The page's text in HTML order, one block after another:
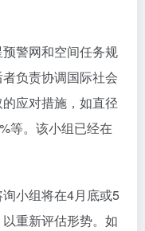
警网和空间任务规
负责协调国际社会
应对措施，如直径
等。该小组已经在
小组将在4月底或5
重新评估形势。如